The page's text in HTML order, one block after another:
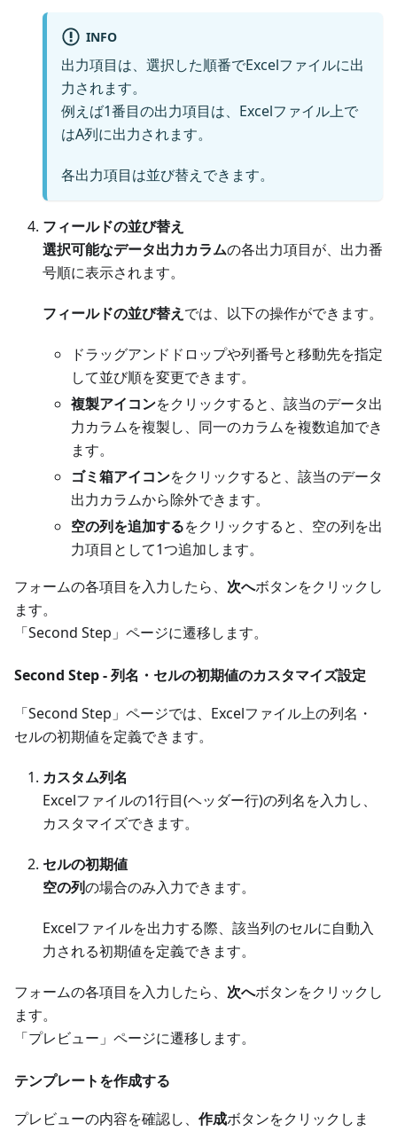
INFO
出力項目は、選択した順番でExcelファイルに出
力されます。
例えば1番目の出力項目は、Excelファイル上で
はA列に出力されます。
各出力項目は並び替えできます。
フィールドの並び替え
選択可能なデータ出力カラムの各出力項目が、出力番
号順に表示されます。
フィールドの並び替えでは、以下の操作ができます。
ドラッグアンドドロップや列番号と移動先を指定
して並び順を変更できます。
複製アイコンをクリックすると、該当のデータ出
力カラムを複製し、同一のカラムを複数追加でき
ます。
ゴミ箱アイコンをクリックすると、該当のデータ
出力カラムから除外できます。
空の列を追加するをクリックすると、空の列を出
力項目として1つ追加します。
フォームの各項目を入力したら、 次へボタンをクリックし
ます。
「Second Step」ページに遷移します。
Second Step - 列名・セルの初期値のカスタマイズ設定
「Second Step」ページでは、Excelファイル上の列名・
セルの初期値を定義できます。
カスタム列名
Excelファイルの1行目(ヘッダー行)の列名を入力し、
カスタマイズできます。
セルの初期値
空の列の場合のみ入力できます。
Excelファイルを出力する際、該当列のセルに自動入
力される初期値を定義できます。
フォームの各項目を入力したら、 次へボタンをクリックし
ます。
「プレビュー」ページに遷移します。
テンプレートを作成する
プレビューの内容を確認し、 作成ボタンをクリックしま